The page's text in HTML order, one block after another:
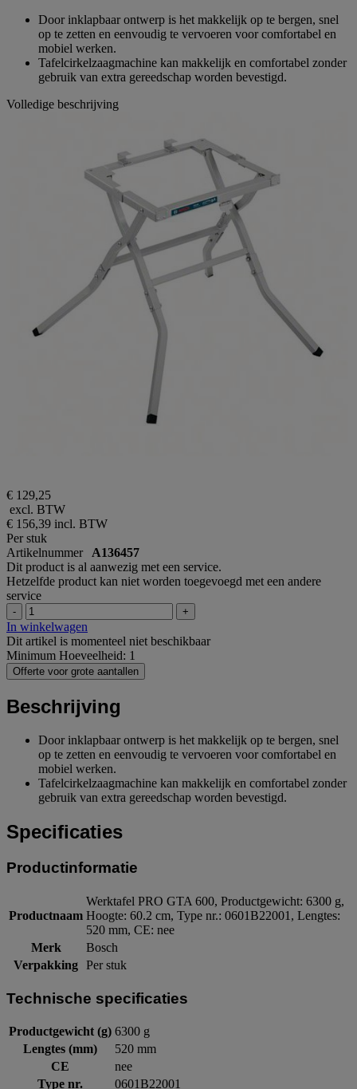
Door inklapbaar ontwerp is het makkelijk op te bergen, snel
op te zetten en eenvoudig te vervoeren voor comfortabel en
mobiel werken.
Tafelcirkelzaagmachine kan makkelijk en comfortabel zonder
gebruik van extra gereedschap worden bevestigd.
Volledige beschrijving
€ 129,25
excl. BTW
€ 156,39 incl. BTW
Per stuk
Artikelnummer A136457
Dit product is al aanwezig met een service.
Hetzelfde product kan niet worden toegevoegd met een andere
service
- +
In winkelwagen
Dit artikel is momenteel niet beschikbaar
Minimum Hoeveelheid: 1
Offerte voor grote aantallen
Beschrijving
Door inklapbaar ontwerp is het makkelijk op te bergen, snel
op te zetten en eenvoudig te vervoeren voor comfortabel en
mobiel werken.
Tafelcirkelzaagmachine kan makkelijk en comfortabel zonder
gebruik van extra gereedschap worden bevestigd.
Specificaties
Productinformatie
Productnaam
Werktafel PRO GTA 600, Productgewicht: 6300 g,
Hoogte: 60.2 cm, Type nr.: 0601B22001, Lengtes:
520 mm, CE: nee
Merk
Bosch
Verpakking Per stuk
Technische specificaties
Productgewicht (g) 6300 g
Lengtes (mm)
520 mm
CE
nee
Type nr.
0601B22001